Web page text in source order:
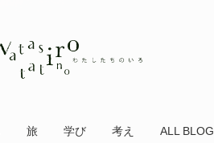
旅 学び 考え ALL BLOG